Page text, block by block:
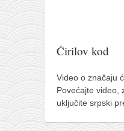
Ćirilov kod
Video o značaju
Povećajte video,
uključite srpski